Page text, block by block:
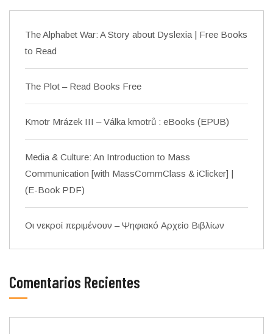
The Alphabet War: A Story about Dyslexia | Free Books
to Read
The Plot – Read Books Free
Kmotr Mrázek III – Válka kmotrů : eBooks (EPUB)
Media & Culture: An Introduction to Mass
Communication [with MassCommClass & iClicker] |
(E-Book PDF)
Οι νεκροί περιμένουν – Ψηφιακό Αρχείο Βιβλίων
Comentarios Recientes